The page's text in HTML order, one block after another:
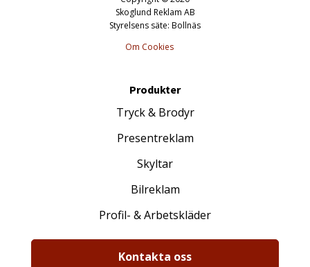
Skoglund Reklam AB
Styrelsens säte: Bollnäs
Om Cookies
Produkter
Tryck & Brodyr
Presentreklam
Skyltar
Bilreklam
Profil- & Arbetskläder
Kontakta oss